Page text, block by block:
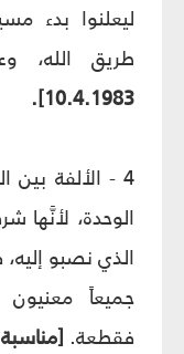
ليعلنوا بدء
طريق الله،
10.4.1983].
4 - الألفة
الوحدة،
الذي نصبو
جميعاً
فقطعة. [مناسبة –